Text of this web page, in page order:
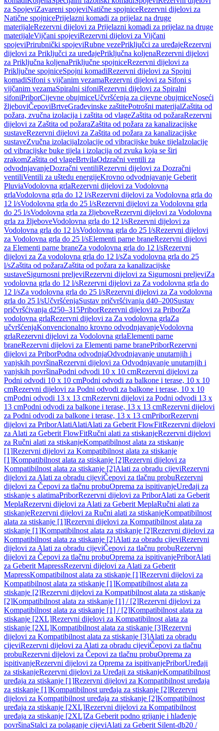
za SpojeviZavareni spojeviNatične spojniceRezervni dijelovi za
Natične spojnicePrijelazni komadi za prijelaz na druge
materijaleRezervni dijelovi za Prijelazni komadi za prijelaz na druge
materijaleVijčani spojeviRezervni dijelovi za Vijčani
spojeviPrirubnički spojeviRubne vezePriključci za uređajeRezervni
dijelovi za Priključci za uređajePriključna koljenaRezervni dijelovi
za Priključna koljenaPriključne spojniceRezervni dijelovi za
Priključne spojniceSpojni komadiRezervni dijelovi za Spojni
komadiSifoni s vijčanim vezamaRezervni dijelovi za Sifoni s
vijčanim vezamaSpiralni sifoniRezervni dijelovi za Spiralni
sifoniPriborCijevne obujmiceUčvršćenja za cijevne obujmiceNoseći
žljeboviČepoviBrtveGrađevinske zaštitePotrošni materijalZaštita od
požara, zvučna izolacija i zaštita od vlageZaštita od požaraRezervni
dijelovi za Zaštita od požaraZaštita od požara za kanalizacijske
sustaveRezervni dijelovi za Zaštita od požara za kanalizacijske
sustaveZvučna izolacijaIzolacije od vibracijske buke tijelaIzolacije
od vibracijske buke tijela i izolacija od zvuka koja se širi
zrakomZaštita od vlageBrtvilaOdzračni ventili za
odvodnjavanjeDozračni ventiliRezervni dijelovi za Dozračni
ventiliVentili za uštedu energijeKrovno odvodnjavanje Geberit
PluviaVodolovna grlaRezervni dijelovi za Vodolovna
grlaVodolovna grla do 12 l/sRezervni dijelovi za Vodolovna grla do
12 l/sVodolovna grla do 25 l/sRezervni dijelovi za Vodolovna grla
do 25 l/sVodolovna grla za žljeboveRezervni dijelovi za Vodolovna
grla za žljeboveVodolovna grla do 12 l/sRezervni dijelovi za
Vodolovna grla do 12 l/sVodolovna grla do 25 l/sRezervni dijelovi
za Vodolovna grla do 25 l/sElementi parne braneRezervni dijelovi
za Elementi parne braneZa vodolovna grla do 12 l/sRezervni
dijelovi za Za vodolovna grla do 12 l/sZa vodolovna grla do 25
l/sZaštita od požaraZaštita od požara za kanalizacijske
sustaveSigurnosni preljeviRezervni dijelovi za Sigurnosni preljeviZa
vodolovna grla do 12 l/sRezervni dijelovi za Za vodolovna grla do
12 l/sZa vodolovna grla do 25 l/sRezervni dijelovi za Za vodolovna
grla do 25 l/sUčvršćenjaSustav pričvršćivanja d40–200Sustav
pričvršćivanja d250–315PriborRezervni dijelovi za PriborZa
vodolovna grlaRezervni dijelovi za Za vodolovna grlaZa
učvršćenjaKonvencionalno krovno odvodnjavanjeVodolovna
grlaRezervni dijelovi za Vodolovna grlaElementi parne
braneRezervni dijelovi za Elementi parne branePriborRezervni
dijelovi za PriborPodna odvodnjaOdvodnjavanje unutarnjih i
vanjskih površinaRezervni dijelovi za Odvodnjavanje unutarnjih i
vanjskih površinaPodni odvodi 10 x 10 cmRezervni dijelovi za
Podni odvodi 10 x 10 cmPodni odvodi za balkone i terase, 10 x 10
cmRezervni dijelovi za Podni odvodi za balkone i terase, 10 x 10
cmPodni odvodi 13 x 13 cmRezervni dijelovi za Podni odvodi 13 x
13 cmPodni odvodi za balkone i terase, 13 x 13 cmRezervni dijelovi
za Podni odvodi za balkone i terase, 13 x 13 cmPriborRezervni
dijelovi za PriborAlatiAlatiAlati za Geberit FlowFitRezervni dijelovi
za Alati za Geberit FlowFitRučni alati za stiskanjeRezervni dijelovi
za Ručni alati za stiskanjeKompatibilnost alata za stiskanje
[1]Rezervni dijelovi za Kompatibilnost alata za stiskanje
[1]Kompatibilnost alata za stiskanje [2]Rezervni dijelovi za
Kompatibilnost alata za stiskanje [2]Alati za obradu cijeviRezervni
dijelovi za Alati za obradu cijeviČepovi za tlačnu probuRezervni
dijelovi za Čepovi za tlačnu probuOprema za ispitivanjeUređaji za
stiskanje s alatimaPriborRezervni dijelovi za PriborAlati za Geberit
MeplaRezervni dijelovi za Alati za Geberit MeplaRučni alati za
stiskanjeRezervni dijelovi za Ručni alati za stiskanjeKompatibilnost
alata za stiskanje [1]Rezervni dijelovi za Kompatibilnost alata za
stiskanje [1]Kompatibilnost alata za stiskanje [2]Rezervni dijelovi za
Kompatibilnost alata za stiskanje [2]Alati za obradu cijeviRezervni
dijelovi za Alati za obradu cijeviČepovi za tlačnu probuRezervni
dijelovi za Čepovi za tlačnu probuOprema za ispitivanjePriborAlati
za Geberit MapressRezervni dijelovi za Alati za Geberit
MapressKompatibilnost alata za stiskanje [1]Rezervni dijelovi za
Kompatibilnost alata za stiskanje [1]Kompatibilnost alata za
stiskanje [2]Rezervni dijelovi za Kompatibilnost alata za stiskanje
[2]Kompatibilnost alata za stiskanje [1] / [2]Rezervni dijelovi za
Kompatibilnost alata za stiskanje [1] / [2]Kompatibilnost alata za
stiskanje [2XL]Rezervni dijelovi za Kompatibilnost alata za
stiskanje [2XL]Kompatibilnost alata za stiskanje [3]Rezervni
dijelovi za Kompatibilnost alata za stiskanje [3]Alati za obradu
cijeviRezervni dijelovi za Alati za obradu cijeviČepovi za tlačnu
probuRezervni dijelovi za Čepovi za tlačnu probuOprema za
ispitivanjeRezervni dijelovi za Oprema za ispitivanjePriborUređaji
za stiskanjeRezervni dijelovi za Uređaji za stiskanjeKompatibilnost
uređaja za stiskanje [1]Rezervni dijelovi za Kompatibilnost uređaja
za stiskanje [1]Kompatibilnost uređaja za stiskanje [2]Rezervni
dijelovi za Kompatibilnost uređaja za stiskanje [2]Kompatibilnost
uređaja za stiskanje [2XL]Rezervni dijelovi za Kompatibilnost
uređaja za stiskanje [2XL]Za Geberit podno grijanje i hlađenje
površinaStalci za polaganje cijeviAlati za Geberit Silent-db20 /